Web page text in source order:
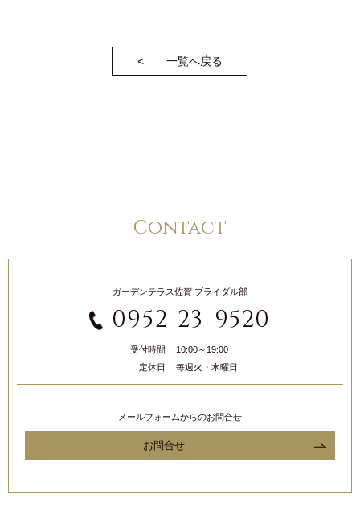
一覧へ戻る
Contact
ガーデンテラス佐賀 ブライダル部
0952-23-9520
受付時間
10:00～19:00
定休日
毎週火・水曜日
メールフォームからのお問合せ
お問合せ